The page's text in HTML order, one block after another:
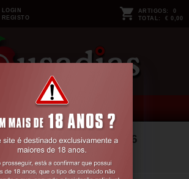
LOGIN
REGISTO
ARTIGOS: 0
TOTAL: € 0,00
MOLHADO CR-4276